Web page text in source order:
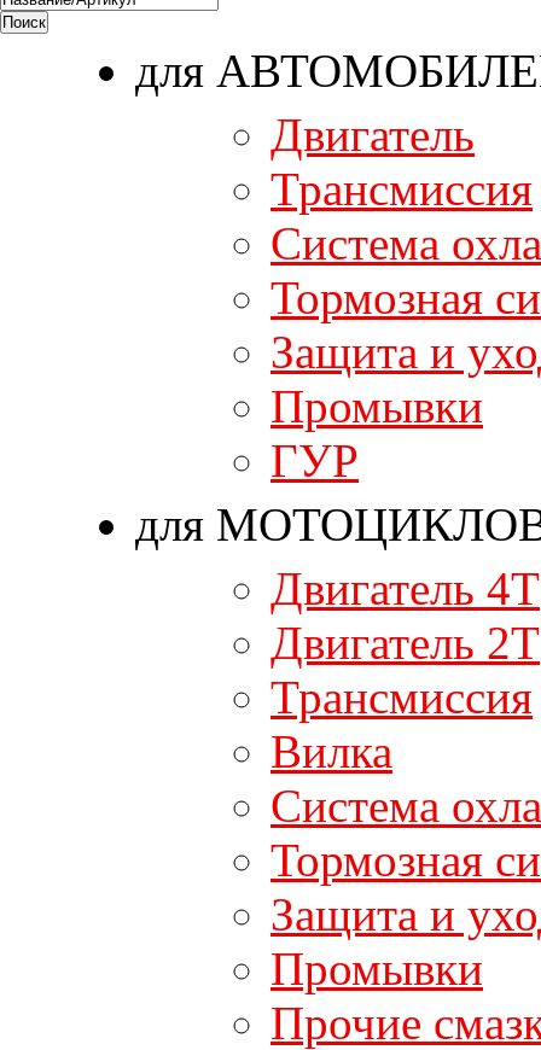
для
Двигатель
Трансмиссия
Система
Тормозная
Защита и
Промывки
ГУР
для
Двигатель 4T
Двигатель 2T
Трансмиссия
Вилка
Система
Тормозная
Защита и
Промывки
Прочие